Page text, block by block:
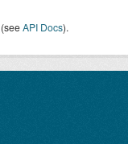
(seeAPI Docs).